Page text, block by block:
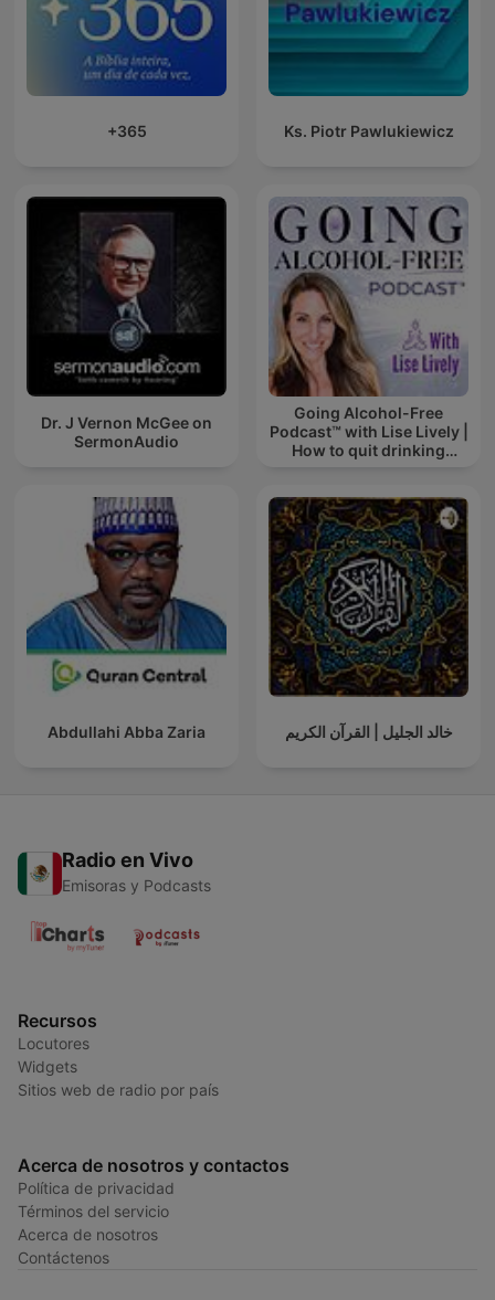
+365 Ks. Piotr Pawlukiewicz
Dr. J Vernon McGee on
SermonAudio
Going Alcohol-Free
Podcast™ with Lise Lively |
How to quit drinking
Abdullahi Abba Zaria خالد الجليل | القرآن الكريم
Radio en Vivo
Emisoras y Podcasts
Recursos
Locutores
Widgets
Sitios web de radio por país
Acerca de nosotros y contactos
Política de privacidad
Términos del servicio
Acerca de nosotros
Contáctenos